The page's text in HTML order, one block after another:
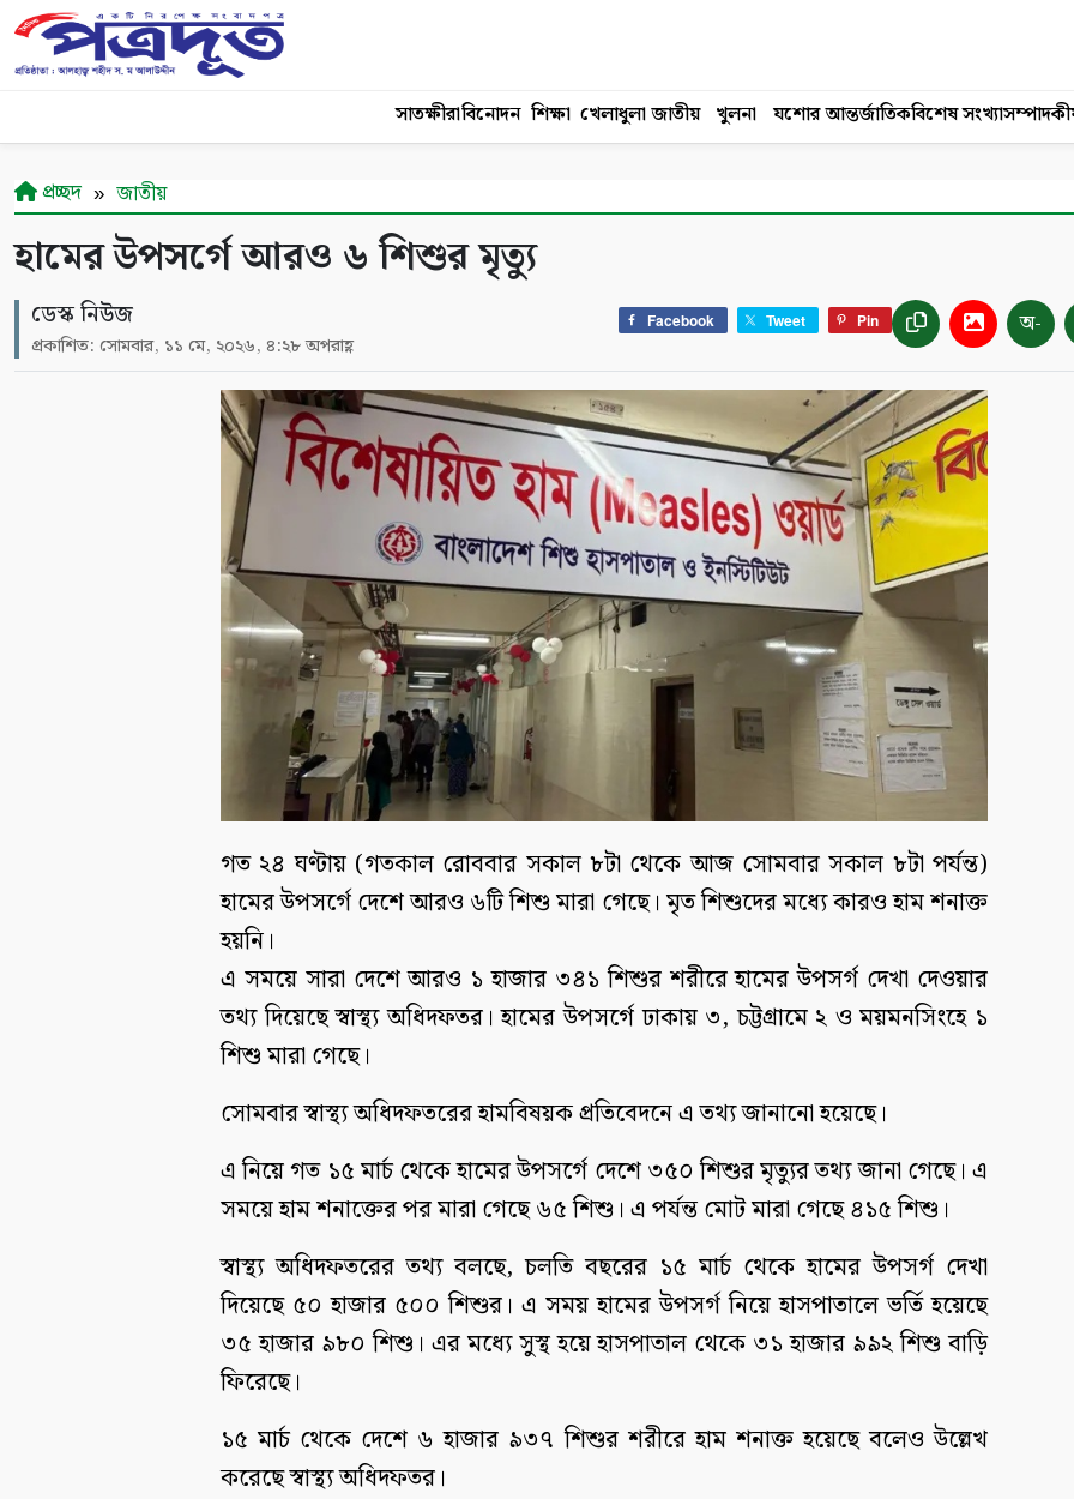
সাতক্ষীরাবিনোদন শিক্ষা খেলাধুলা জাতীয় খুলনা যশোর আন্তর্জাতিকবিশেষ সংখ্যা
প্রচ্ছদ জাতীয়
হামের উপসর্গে আরও ৬ শিশুর মৃত্যু
ডেস্ক নিউজ
প্রকাশিত: সোমবার, ১১ মে, ২০২৬, ৪:২৮ অপরাহ্ণ
Facebook Tweet Pin অ-
গত ২৪ ঘণ্টায় (গতকাল রোববার সকাল ৮টা থেকে আজ সোমবার সকাল ৮টা পর্যন্ত)
হামের উপসর্গে দেশে আরও ৬টি শিশু মারা গেছে। মৃত শিশুদের মধ্যে কারও হাম শনাক্ত
হয়নি।
এ সময়ে সারা দেশে আরও ১ হাজার ৩৪১ শিশুর শরীরে হামের উপসর্গ দেখা দেওয়ার
তথ্য দিয়েছে স্বাস্থ্য অধিদফতর। হামের উপসর্গে ঢাকায় ৩, চট্টগ্রামে ২ ও ময়মনসিংহে ১
শিশু মারা গেছে।
সোমবার স্বাস্থ্য অধিদফতরের হামবিষয়ক প্রতিবেদনে এ তথ্য জানানো হয়েছে।
এ নিয়ে গত ১৫ মার্চ থেকে হামের উপসর্গে দেশে ৩৫০ শিশুর মৃত্যুর তথ্য জানা গেছে। এ
সময়ে হাম শনাক্তের পর মারা গেছে ৬৫ শিশু। এ পর্যন্ত মোট মারা গেছে ৪১৫ শিশু।
স্বাস্থ্য অধিদফতরের তথ্য বলছে, চলতি বছরের ১৫ মার্চ থেকে হামের উপসর্গ দেখা
দিয়েছে ৫০ হাজার ৫০০ শিশুর। এ সময় হামের উপসর্গ নিয়ে হাসপাতালে ভর্তি হয়েছে
৩৫ হাজার ৯৮০ শিশু। এর মধ্যে সুস্থ হয়ে হাসপাতাল থেকে ৩১ হাজার ৯৯২ শিশু বাড়ি
ফিরেছে।
১৫ মার্চ থেকে দেশে ৬ হাজার ৯৩৭ শিশুর শরীরে হাম শনাক্ত হয়েছে বলেও উল্লেখ
করেছে স্বাস্থ্য অধিদফতর।